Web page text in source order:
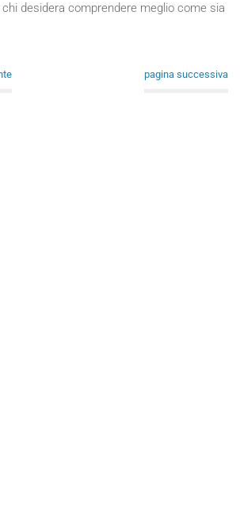
desidera comprendere meglio come sia
pagina successiva